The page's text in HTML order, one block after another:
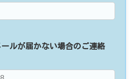
ルが届かない場合のご連絡